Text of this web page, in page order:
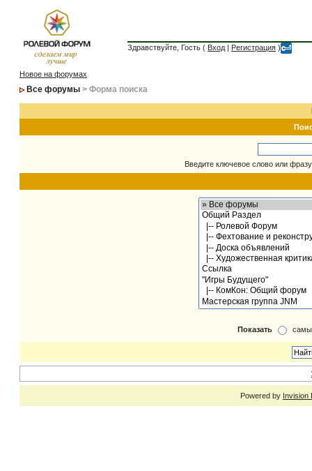
Здравствуйте, Гость ( Вход | Регистрация )
Новое на форумах
Все форумы > Форма поиска
Введите ключевое слово или
Показать
Powered by Invision